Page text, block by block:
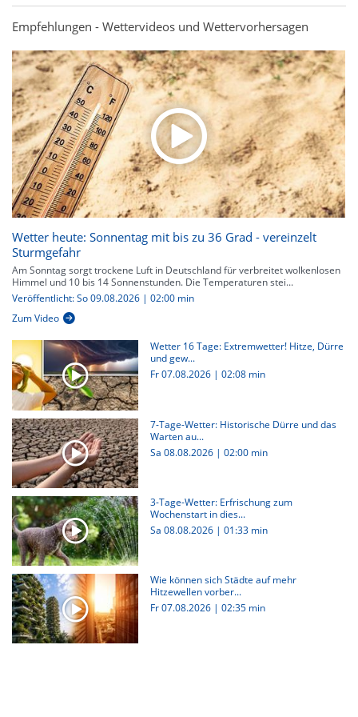
Empfehlungen - Wettervideos und Wettervorhersagen
Wetter heute: Sonnentag mit bis zu 36 Grad - vereinzelt
Sturmgefahr
Am Sonntag sorgt trockene Luft in Deutschland für verbreitet wolkenlosen
Himmel und 10 bis 14 Sonnenstunden. Die Temperaturen stei...
Veröffentlicht: So 09.08.2026 | 02:00 min
Zum Video
Wetter 16 Tage: Extremwetter! Hitze, Dürre
und gew...
Fr 07.08.2026 | 02:08 min
7-Tage-Wetter: Historische Dürre und das
Warten au...
Sa 08.08.2026 | 02:00 min
3-Tage-Wetter: Erfrischung zum
Wochenstart in dies...
Sa 08.08.2026 | 01:33 min
Wie können sich Städte auf mehr
Hitzewellen vorber...
Fr 07.08.2026 | 02:35 min